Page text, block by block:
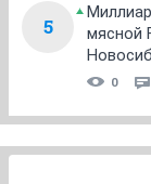
5
мясной
0